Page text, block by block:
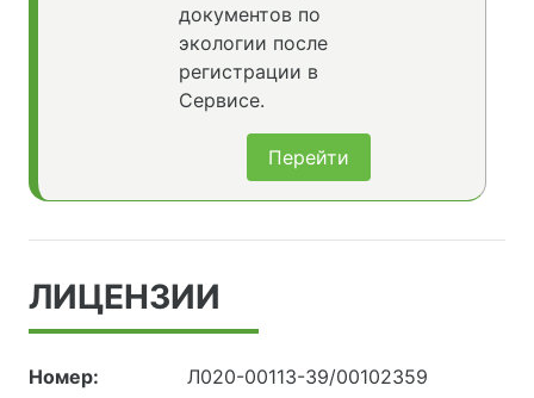
документов по
экологии после
регистрации в
Сервисе.
Перейти
ЛИЦЕНЗИИ
Номер:
Л020-00113-39/00102359